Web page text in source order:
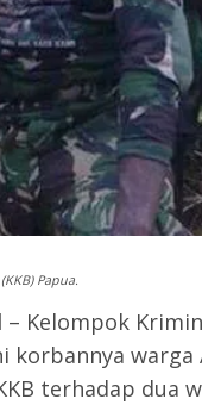
Papua.
– Kelompok
korbannya warga
terhadap dua